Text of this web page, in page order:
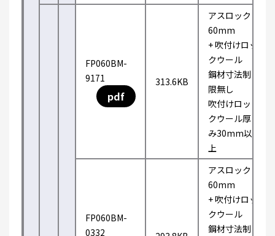
FP060BM-
9171
pdf
313.6KB
アスロック
60mm
+ 吹付けロッ
クウール
鋼材寸法制
限無し
吹付けロッ
クウール厚
み30mm以
上
FP060BM-
0332
アスロック
60mm
+ 吹付けロッ
クウール
鋼材寸法制